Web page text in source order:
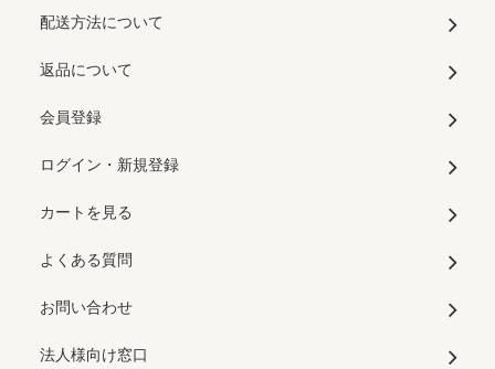
配送方法について
返品について
会員登録
ログイン・新規登録
カートを見る
よくある質問
お問い合わせ
法人様向け窓口